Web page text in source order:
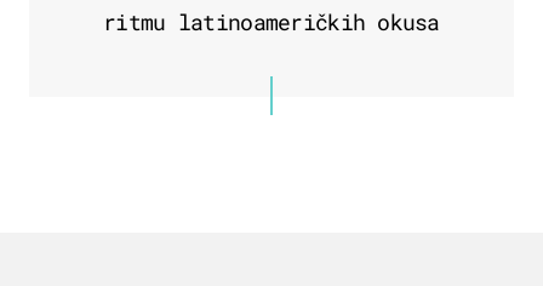
ritmu latinoameričkih okusa